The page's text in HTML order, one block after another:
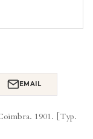
EMAIL
1901. [Typ.